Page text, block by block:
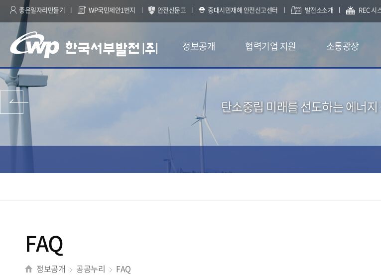
좋은일자리만들기 WP국민제안1번지 안전신문고 중대시민재해 안전신고센터 발전소소개 REC 시
정보공개 협력기업 지원 소통광장
탄소중립 미래를 선도하는 에너
FAQ
정보공개 공공누리 FAQ